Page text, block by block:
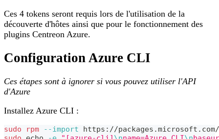
Ces 4 tokens seront requis lors de l'utilisation de la
découverte d'hôtes ainsi que pour le fonctionnement des
plugins Centreon Azure.
Configuration Azure CLI
Ces étapes sont à ignorer si vous pouvez utiliser l'API
d'Azure
Installez Azure CLI :
sudo rpm --import https://